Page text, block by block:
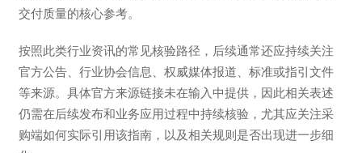
交付质量的核心参考。
按照此类行业资讯的常见核验路径，后续通常还应持续关注
官方公告、行业协会信息、权威媒体报道、标准或指引文件
等来源。具体官方来源链接未在输入中提供，因此相关表述
仍需在后续发布和业务应用过程中持续核验，尤其应关注采
购端如何实际引用该指南，以及相关规则是否出现进一步细